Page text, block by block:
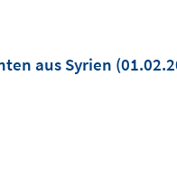
aus Syrien